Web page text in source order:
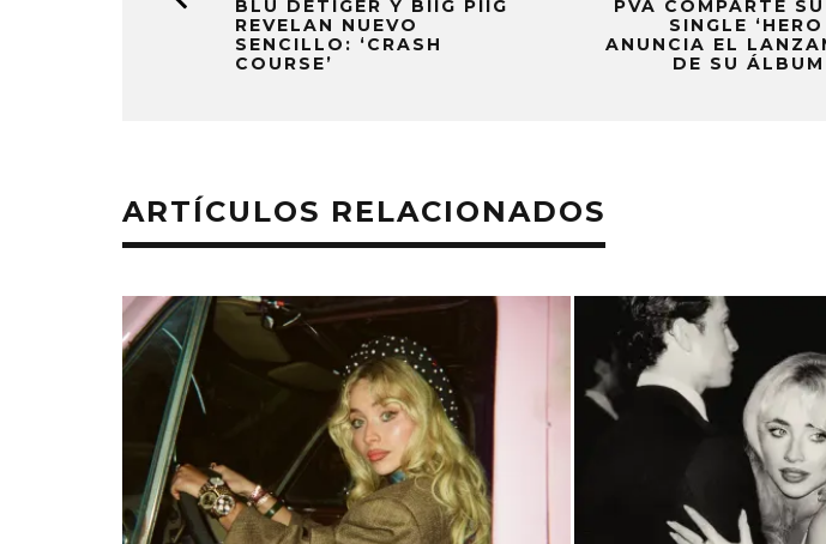
BLU DETIGER Y BIIG PIIG
REVELAN NUEVO
SENCILLO: ‘CRASH
COURSE’
PVA COMPARTE
SINGLE
ANUNCIA EL
DE SU
ARTÍCULOS RELACIONADOS
FLO PRESENTA EL
‘THERAPY AT THE
7 AGOSTO, 2026